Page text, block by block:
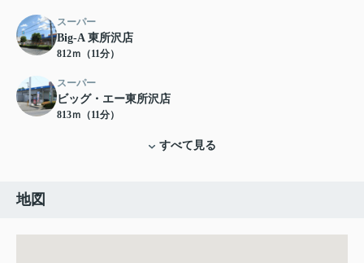
スーパー
Big-A 東所沢店
812ｍ（11分）
スーパー
ビッグ・エー東所沢店
813ｍ（11分）
すべて見る
地図